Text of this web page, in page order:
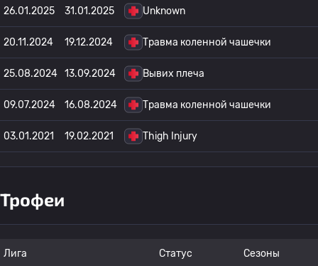
26.01.2025 31.01.2025 Unknown
20.11.2024 19.12.2024 Травма коленной чашечки
25.08.2024 13.09.2024 Вывих плеча
09.07.2024 16.08.2024 Травма коленной чашечки
03.01.2021 19.02.2021 Thigh Injury
Трофеи
Лига Статус Сезоны